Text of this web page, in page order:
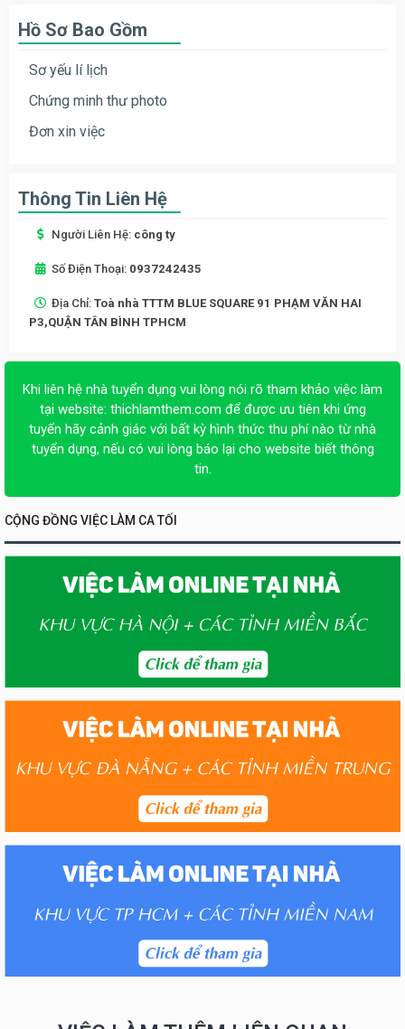
Hồ Sơ Bao Gồm
Sơ yếu lí lịch
Chứng minh thư photo
Đơn xin việc
Thông Tin Liên Hệ
Người Liên Hệ: công ty
Số Điện Thoại: 0937242435
Địa Chỉ: Toà nhà TTTM BLUE SQUARE 91 PHẠM VĂN HAI
P3,QUẬN TÂN BÌNH TPHCM
Khi liên hệ nhà tuyển dụng vui lòng nói rõ tham khảo việc làm
tại website: thichlamthem.com để được ưu tiên khi ứng
tuyển hãy cảnh giác với bất kỳ hình thức thu phí nào từ nhà
tuyển dụng, nếu có vui lòng báo lại cho website biết thông
tin.
CỘNG ĐỒNG VIỆC LÀM CA TỐI